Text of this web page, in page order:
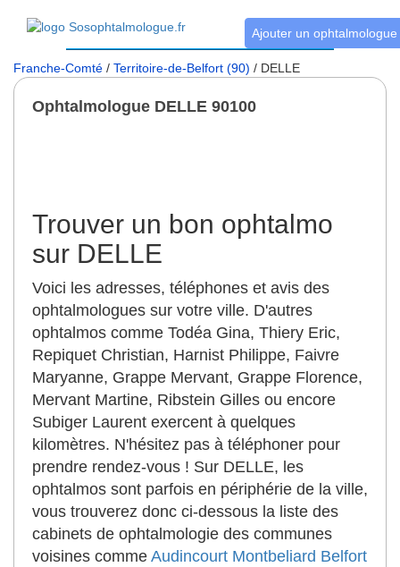
Ajouter un ophtalmologue
Franche-Comté / Territoire-de-Belfort (90) / DELLE
Ophtalmologue DELLE 90100
Trouver un bon ophtalmo
sur DELLE
Voici les adresses, téléphones et avis des
ophtalmologues sur votre ville. D'autres
ophtalmos comme Todéa Gina, Thiery Eric,
Repiquet Christian, Harnist Philippe, Faivre
Maryanne, Grappe Mervant, Grappe Florence,
Mervant Martine, Ribstein Gilles ou encore
Subiger Laurent exercent à quelques
kilomètres. N'hésitez pas à téléphoner pour
prendre rendez-vous ! Sur DELLE, les
ophtalmos sont parfois en périphérie de la ville,
vous trouverez donc ci-dessous la liste des
cabinets de ophtalmologie des communes
voisines comme Audincourt Montbeliard Belfort